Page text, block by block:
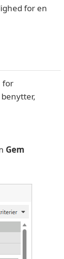
for en
for
Gem